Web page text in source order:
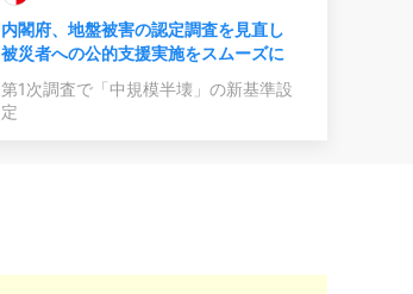
内閣府、地盤被害の認定調査を見直し
被災者への公的支援実施をスムーズに
第1次調査で「中規模半壊」の新基準設
定